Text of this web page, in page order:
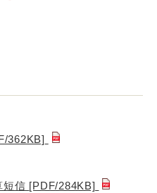
362KB]
信 [PDF/284KB]